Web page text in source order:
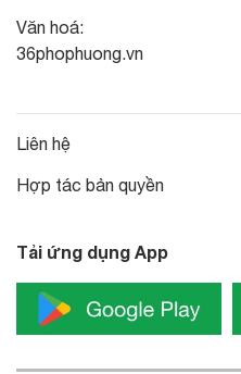
Văn hoá:
36phophuong.vn
Liên hệ
Hợp tác bản quyền
Tải ứng dụng App